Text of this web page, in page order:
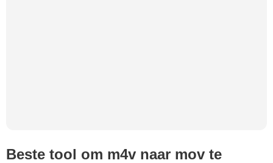
Beste tool om m4v naar mov te